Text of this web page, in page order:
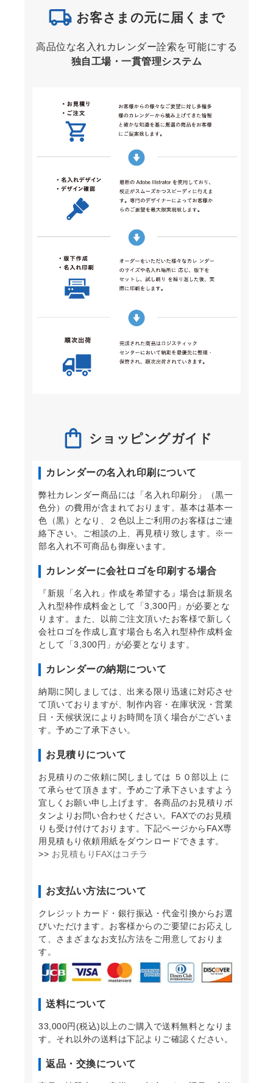
お客さまの元に届くまで
高品位な名入れカレンダー詮索を可能にする
独自工場・一貫管理システム
ショッピングガイド
カレンダーの名入れ印刷について
弊社カレンダー商品には「名入れ印刷分」（黒一
色分）の費用が含まれております。基本は基本一
色（黒）となり、２色以上ご利用のお客様はご連
絡下さい。ご相談の上、再見積り致します。※一
部名入れ不可商品も御座います。
カレンダーに会社ロゴを印刷する場合
『新規「名入れ」作成を希望する』場合は新規名
入れ型枠作成料金として「3,300円」が必要とな
ります。また、以前ご注文頂いたお客様で新しく
会社ロゴを作成し直す場合も名入れ型枠作成料金
として「3,300円」が必要となります。
カレンダーの納期について
納期に関しましては、出来る限り迅速に対応させ
て頂いておりますが、制作内容・在庫状況・営業
日・天候状況によりお時間を頂く場合がございま
す。予めご了承下さい。
お見積りについて
お見積りのご依頼に関しましては ５０部以上 に
て承らせて頂きます。予めご了承下さいますよう
宜しくお願い申し上げます。各商品のお見積りボ
タンよりお問い合わせください。FAXでのお見積
りも受け付けております。下記ページからFAX専
用見積もり依頼用紙をダウンロードできます。
>> お見積もりFAXはコチラ
お支払い方法について
クレジットカード・銀行振込・代金引換からお選
びいただけます。お客様からのご要望にお応えし
て、さまざまなお支払方法をご用意しておりま
す。
送料について
33,000円(税込)以上のご購入で送料無料となりま
す。それ以外の送料は下記よりご確認ください。
返品・交換について